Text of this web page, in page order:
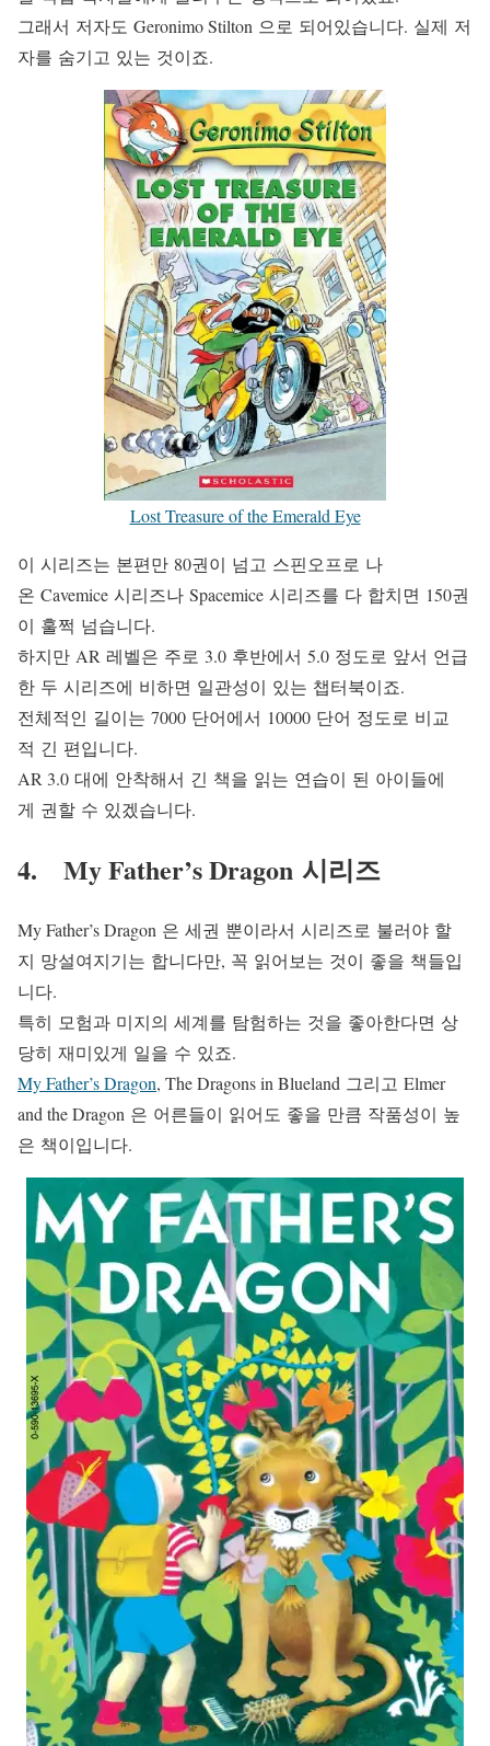
그래서 저자도 Geronimo Stilton 으로 되어있습니다. 실제 저
자를 숨기고 있는 것이죠.
Lost Treasure of the Emerald Eye
이 시리즈는 본편만 80권이 넘고 스핀오프로 나
온 Cavemice 시리즈나 Spacemice 시리즈를 다 합치면 150권
이 훌쩍 넘습니다.
하지만 AR 레벨은 주로 3.0 후반에서 5.0 정도로 앞서 언급
한 두 시리즈에 비하면 일관성이 있는 챕터북이죠.
전체적인 길이는 7000 단어에서 10000 단어 정도로 비교
적 긴 편입니다.
AR 3.0 대에 안착해서 긴 책을 읽는 연습이 된 아이들에
게 권할 수 있겠습니다.
4. My Father’s Dragon 시리즈
My Father’s Dragon 은 세권 뿐이라서 시리즈로 불러야 할
지 망설여지기는 합니다만, 꼭 읽어보는 것이 좋을 책들입
니다.
특히 모험과 미지의 세계를 탐험하는 것을 좋아한다면 상
당히 재미있게 일을 수 있죠.
My Father’s Dragon, The Dragons in Blueland 그리고 Elmer
and the Dragon 은 어른들이 읽어도 좋을 만큼 작품성이 높
은 책이입니다.